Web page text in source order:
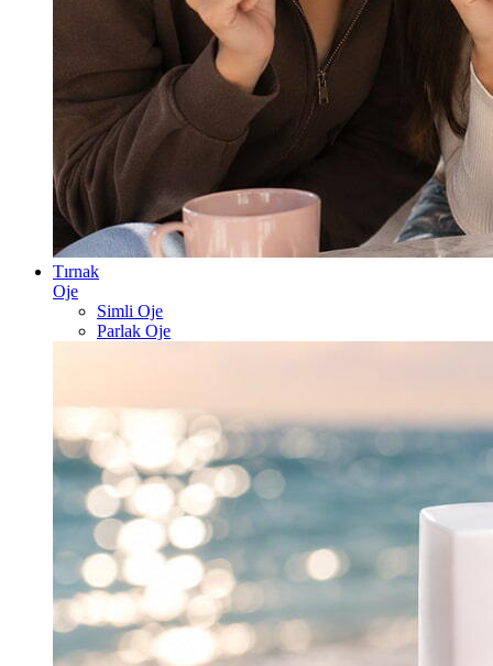
Tırnak
Oje
Simli Oje
Parlak Oje